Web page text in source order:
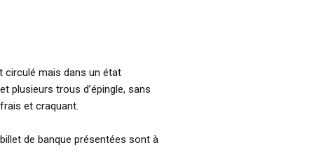
circulé mais dans un état
plusieurs trous d’épingle, sans
et craquant.
de banque présentées sont à